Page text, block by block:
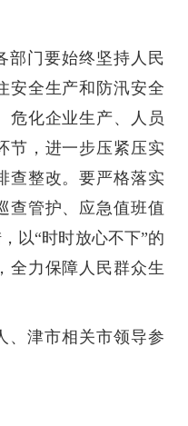
部门要始终坚持人民
安全生产和防汛安全
危化企业生产、人员
节，进一步压紧压实
查整改。要严格落实
查管护、应急值班值
以“时时放心不下”的
全力保障人民群众生
、津市相关市领导参